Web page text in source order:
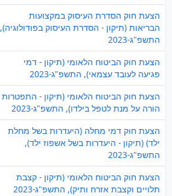
הצעת חוק הסדרת העיסוק במקצועות
הבריאות (תיקון - הסדרת העיסוק בפודולוגיה),
התשפ"ג-2023
הצעת חוק הביטוח הלאומי (תיקון - דמי
פגיעה לעובד עצמאי), התשפ"ג-2023
הצעת חוק הביטוח הלאומי (תיקון - התפטרות
הורה על מנת לטפל בילדו), התשפ"ג-2023
הצעת חוק דמי מחלה (היעדרות בשל מחלת
ילד) (תיקון - היעדרות בשל אשפוז ילד),
התשפ"ג-2023
הצעת חוק הביטוח הלאומי (תיקון - קצבת
תלויים וקצבת אזרח ותיק), התשפ"ג-2023